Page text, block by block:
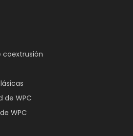
coextrusión
de WPC
WPC